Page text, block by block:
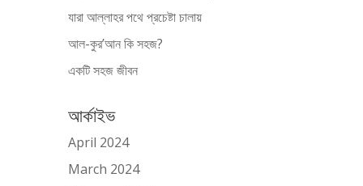
যারা আল্লাহর পথে প্রচেষ্টা চালায়
আল-কুর’আন কি সহজ?
একটি সহজ জীবন
আর্কাইভ
April 2024
March 2024